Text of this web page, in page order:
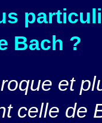
Bach ?
et
celle de